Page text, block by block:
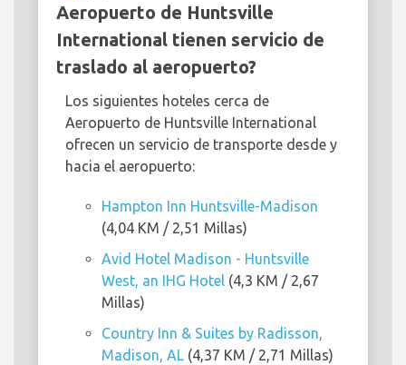
Aeropuerto de Huntsville
International tienen servicio de
traslado al aeropuerto?
Los siguientes hoteles cerca de
Aeropuerto de Huntsville International
ofrecen un servicio de transporte desde y
hacia el aeropuerto:
Hampton Inn Huntsville-Madison
(4,04 KM / 2,51 Millas)
Avid Hotel Madison - Huntsville
West, an IHG Hotel (4,3 KM / 2,67
Millas)
Country Inn & Suites by Radisson,
Madison, AL (4,37 KM / 2,71 Millas)